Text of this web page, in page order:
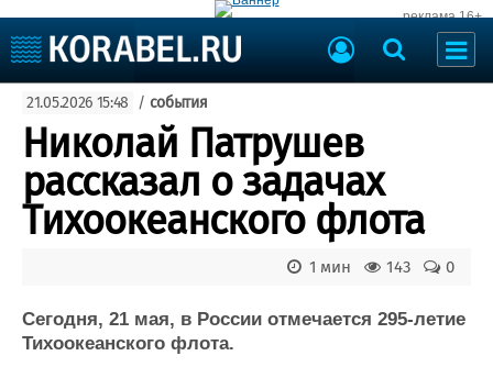
реклама 16+
Судоходство
Судоремонт
События
Порты
Рыболовство
ВМФ
Судостроение
Пульс
Торговая площадка
Доска объявлений
21.05.2026 15:48 / события
Николай Патрушев
рассказал о задачах
Тихоокеанского флота
0
143
1 мин
Сегодня, 21 мая, в России отмечается 295-летие
Тихоокеанского флота.